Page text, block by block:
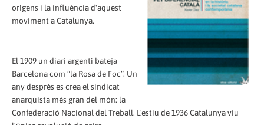
orígens i la influència d'aquest
moviment a Catalunya.
El 1909 un diari argentí bateja
Barcelona com “la Rosa de Foc”. Un
any després es crea el sindicat
anarquista més gran del món: la
Confederació Nacional del Treball. L'estiu de 1936 Catalunya viu